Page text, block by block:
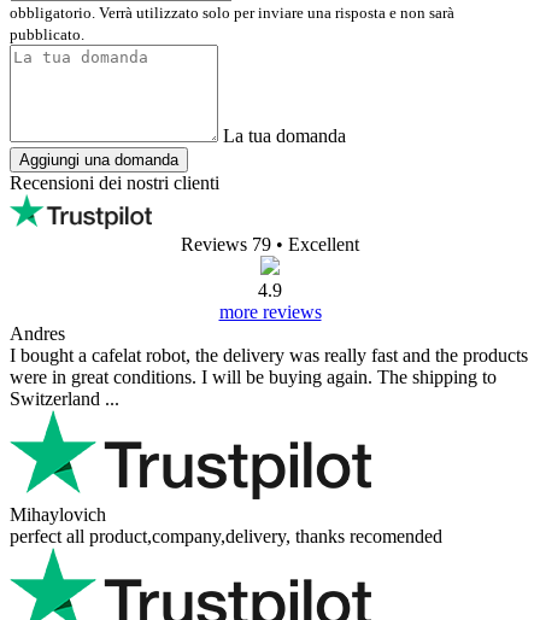
obbligatorio. Verrà utilizzato solo per inviare una risposta e non sarà
pubblicato.
La tua domanda
Aggiungi una domanda
Recensioni dei nostri clienti
Reviews 79 • Excellent
4.9
more reviews
Andres
I bought a cafelat robot, the delivery was really fast and the products
were in great conditions. I will be buying again. The shipping to
Switzerland ...
Mihaylovich
perfect all product,company,delivery, thanks recomended